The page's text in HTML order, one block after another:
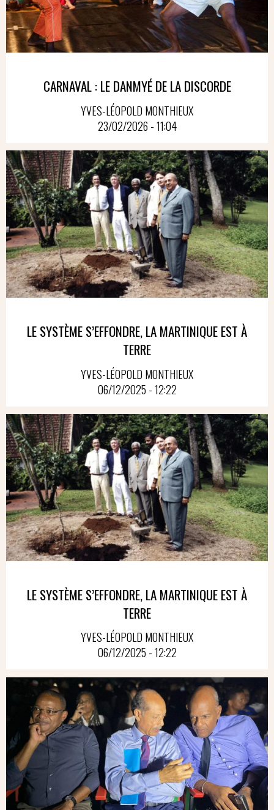
CARNAVAL : LE DANMYÉ DE LA DISCORDE
YVES-LÉOPOLD MONTHIEUX
23/02/2026 - 11:04
LE SYSTÈME S’EFFONDRE, LA MARTINIQUE EST À
TERRE
YVES-LÉOPOLD MONTHIEUX
06/12/2025 - 12:22
LE SYSTÈME S’EFFONDRE, LA MARTINIQUE EST À
TERRE
YVES-LÉOPOLD MONTHIEUX
06/12/2025 - 12:22